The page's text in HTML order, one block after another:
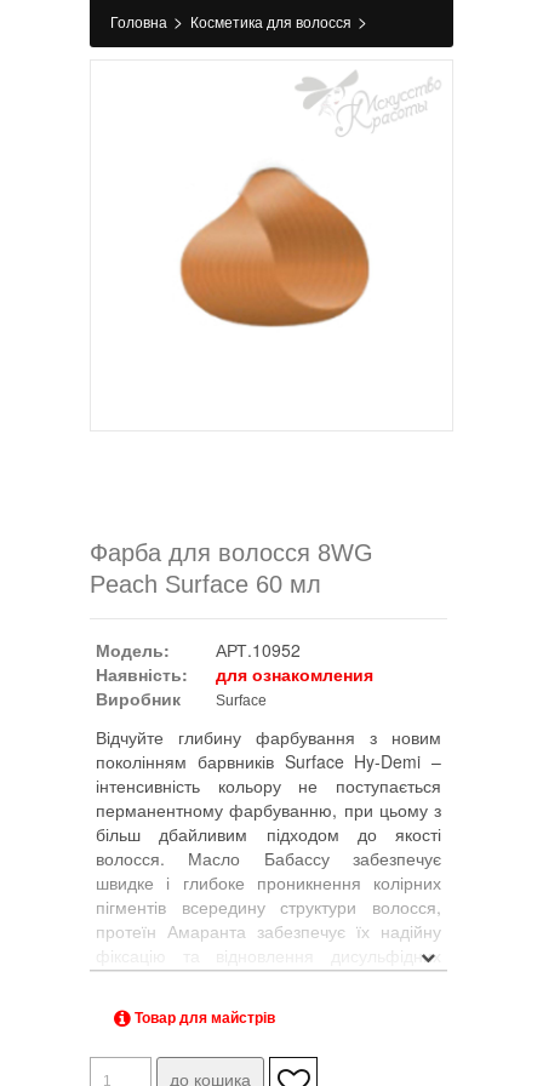
Головна > Косметика для волосся >
Фарбування>Фарба для волосся>Фарба
для волосся 8WG Peach Surface 60 мл
Фарба для волосся 8WG
Peach Surface 60 мл
Модель:
АРТ.10952
Наявність:
для ознакомления
Виробник
Surface
Відчуйте глибину фарбування з новим
поколінням барвників Surface Hy-Demi –
інтенсивність кольору не поступається
перманентному фарбуванню, при цьому з
більш дбайливим підходом до якості
волосся. Масло Бабассу забезпечує
швидке і глибоке проникнення колірних
пігментів всередину структури волосся,
протеїн Амаранта забезпечує їх надійну
фіксацію та відновлення дисульфідних
зв'язків, а масло Морінгі та Color Vita
Complex роблять колір глибоким та
стійким.
Можливості барвника:
Товар для майстрів